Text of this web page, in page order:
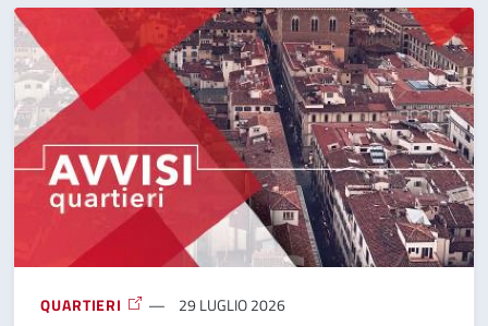
QUARTIERI 29 LUGLIO 2026